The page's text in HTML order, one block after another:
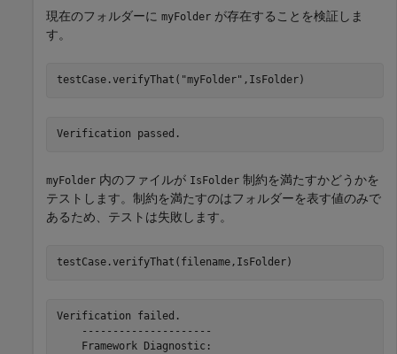
現在のフォルダーに myFolder が存在することを検証しま
す。
testCase.verifyThat( "myFolder" ,IsFolder)
Verification passed.
myFolder 内のファイルが IsFolder 制約を満たすかどうかを
テストします。制約を満たすのはフォルダーを表す値のみで
あるため、テストは失敗します。
testCase.verifyThat(filename,IsFolder)
Verification failed.
    ---------------------
    Framework Diagnostic: